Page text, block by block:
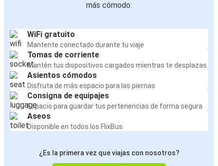
más cómodo:
WiFi gratuito
Mantente conectado durante tu viaje
Tomas de corriente
Mantén tus dispositivos cargados mientras te desplazas
Asientos cómodos
Disfruta de más espacio para las piernas
Consigna de equipajes
Espacio para guardar tus pertenencias de forma segura
Aseos
Disponible en todos los FlixBus
¿Es la primera vez que viajas con nosotros?